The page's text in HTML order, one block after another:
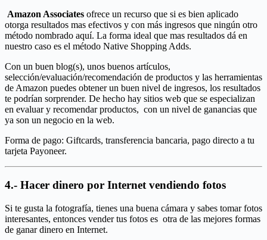
Amazon Associates ofrece un recurso que si es bien aplicado
otorga resultados mas efectivos y con más ingresos que ningún otro
método nombrado aquí. La forma ideal que mas resultados dá en
nuestro caso es el método Native Shopping Adds.
Con un buen blog(s), unos buenos artículos,
selección/evaluación/recomendación de productos y las herramientas
de Amazon puedes obtener un buen nivel de ingresos, los resultados
te podrían sorprender. De hecho hay sitios web que se especializan
en evaluar y recomendar productos, con un nivel de ganancias que
ya son un negocio en la web.
Forma de pago: Giftcards, transferencia bancaria, pago directo a tu
tarjeta Payoneer.
4.- Hacer dinero por Internet vendiendo fotos
Si te gusta la fotografía, tienes una buena cámara y sabes tomar fotos
interesantes, entonces vender tus fotos es otra de las mejores formas
de ganar dinero en Internet.